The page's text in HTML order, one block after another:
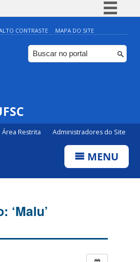
Simplifique!
Comunica BR
Participe
CONTRASTE MAPA DO SITE
Área Restrita Administradores do Site
MENU
‘Malu’